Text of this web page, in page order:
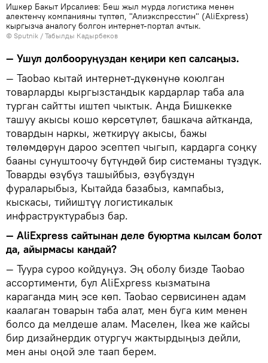
Ишкер Бакыт Ирсалиев: Беш жыл мурда логистика менен
алектенчү компанияны түптөп, "Алиэкспресстин" (AliExpress)
кыргызча аналогу болгон интернет-портал ачтык.
© Sputnik / Табылды Кадырбеков
— Ушул долбооруңуздан кеңири кеп салсаңыз.
— Taobao кытай интернет-дүкөнүнө коюлган
товарларды кыргызстандык кардарлар таба ала
турган сайтты иштеп чыктык. Анда Бишкекке
ташуу акысы кошо көрсөтүлөт, башкача айтканда,
товардын наркы, жеткирүү акысы, бажы
төлөмдөрүн дароо эсептеп чыгып, кардарга соңку
бааны сунуштоочу бүтүндөй бир системаны түздүк.
Товарды өзүбүз ташыйбыз, өзүбүздүн
фураларыбыз, Кытайда базабыз, кампабыз,
кыскасы, тийиштүү логистикалык
инфраструктурабыз бар.
— AliExpress сайтынан деле буюртма кылсам болот
да, айырмасы кандай?
— Туура суроо койдуңуз. Эң оболу бизде Taobao
ассортименти, бул AliExpress кызматына
караганда миң эсе көп. Taobao сервисинен адам
каалаган товарын таба алат, мен буга ким менен
болсо да мелдеше алам. Маселен, Ikea же кайсы
бир дизайнердик отургуч жактырдыңыз дейли,
мен аны оңой эле таап берем.